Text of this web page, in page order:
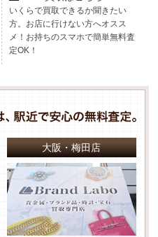
いくらで買取できるか聞きたい
方。お店に行けない方へオスス
メ！お持ちのスマホで簡単無料査
定OK！
大阪・梅田店